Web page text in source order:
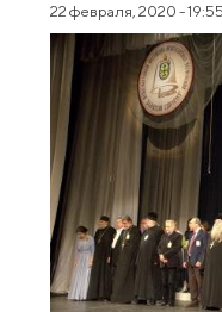
22 февраля, 2020 - 19:55